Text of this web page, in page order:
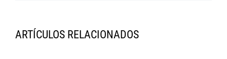
ARTÍCULOS RELACIONADOS